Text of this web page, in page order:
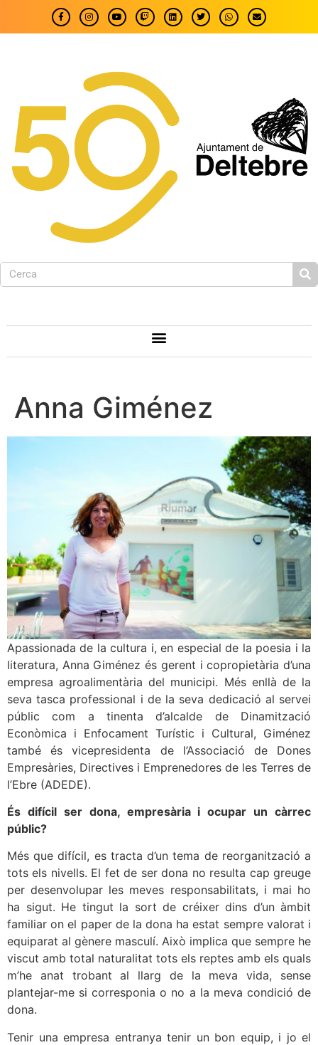
Anna Giménez
Apassionada de la cultura i, en especial de la poesia i la
literatura, Anna Giménez és gerent i copropietària d’una
empresa agroalimentària del municipi. Més enllà de la
seva tasca professional i de la seva dedicació al servei
públic com a tinenta d’alcalde de Dinamització
Econòmica i Enfocament Turístic i Cultural, Giménez
també és vicepresidenta de l’Associació de Dones
Empresàries, Directives i Emprenedores de les Terres de
l’Ebre (ADEDE).
És difícil ser dona, empresària i ocupar un càrrec
públic?
Més que difícil, es tracta d’un tema de reorganització a
tots els nivells. El fet de ser dona no resulta cap greuge
per desenvolupar les meves responsabilitats, i mai ho
ha sigut. He tingut la sort de créixer dins d’un àmbit
familiar on el paper de la dona ha estat sempre valorat i
equiparat al gènere masculí. Això implica que sempre he
viscut amb total naturalitat tots els reptes amb els quals
m’he anat trobant al llarg de la meva vida, sense
plantejar-me si corresponia o no a la meva condició de
dona.
Tenir una empresa entranya tenir un bon equip, i jo el